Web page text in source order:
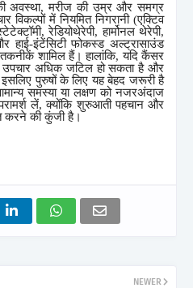
अवस्था,मरीज की उम्र और समग्र
विकल्पों में नियमित निगरानी (एक्टिव
,रेडियोथेरेपी,हार्मोनल थेरेपी,
हाई-इंटेंसिटी फोकस्ड अल्ट्रासाउंड
शामिल हैं। हालांकि,यदि कैंसर
उपचार अधिक जटिल हो सकता है और
इसलिए पुरुषों के लिए यह बेहद जरूरी है
समस्या या लक्षण को नजरअंदाज
लें,क्योंकि शुरुआती पहचान और
करने की कुंजी है।
NEWER